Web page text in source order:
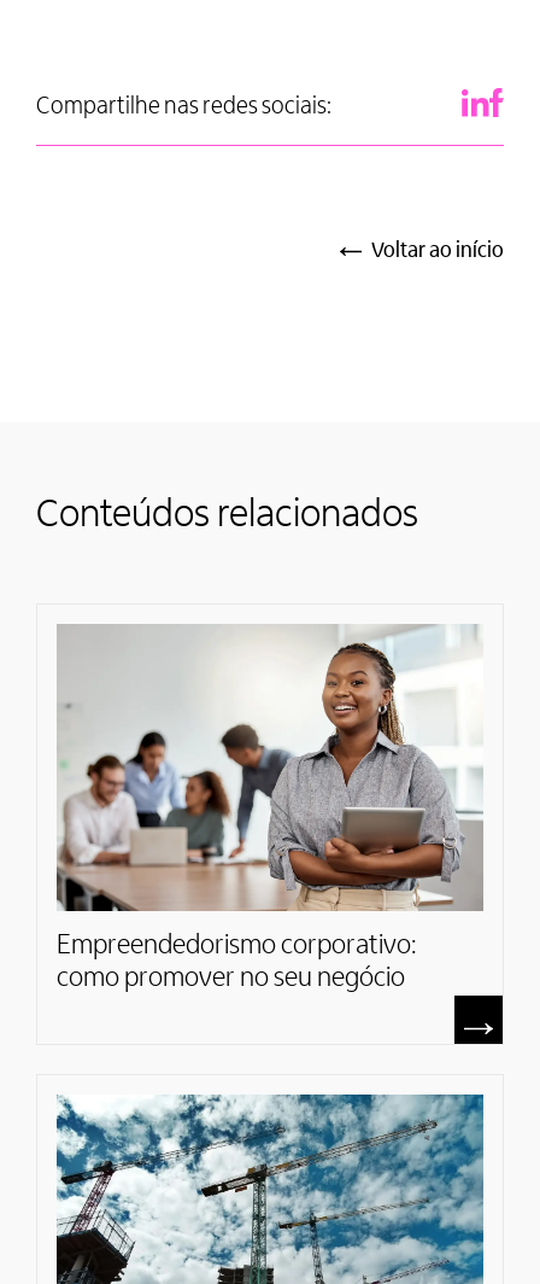
Compartilhe nas redes sociais:
Voltar ao início
Conteúdos relacionados
Empreendedorismo corporativo:
como promover no seu negócio